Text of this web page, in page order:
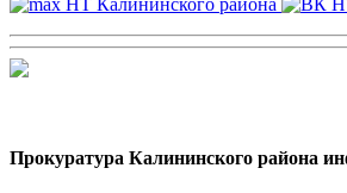
Прокуратура Калининского района